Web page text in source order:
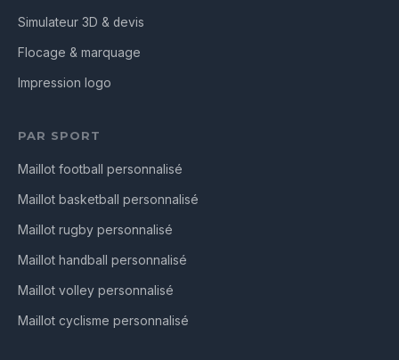
Simulateur 3D & devis
Flocage & marquage
Impression logo
PAR SPORT
Maillot football personnalisé
Maillot basketball personnalisé
Maillot rugby personnalisé
Maillot handball personnalisé
Maillot volley personnalisé
Maillot cyclisme personnalisé